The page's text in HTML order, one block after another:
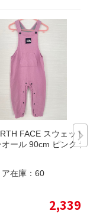
FACE スウェット
オール 90cm ピンク 紫
在庫： 60
2,339